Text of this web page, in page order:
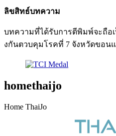
ลิขสิทธ์บทความ
บทความที่ได้รับการตีพิมพ์จะถือ
งกันตวบคุมโรคที่ 7 จังหวัดขอน
homethaijo
Home ThaiJo